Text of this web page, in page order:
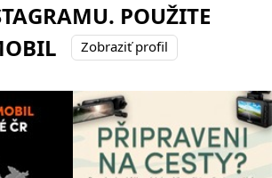
POUŽITE
Zobraziť profil